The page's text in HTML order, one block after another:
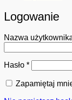
Logowanie
Nazwa
Hasło *Wymagane
Zapamiętaj